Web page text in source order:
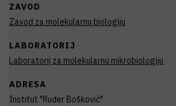
ZAVOD
Zavod za molekularnu biologiju
LABORATORIJ
Laboratorij za molekularnu mikrobiologiju
ADRESA
Institut "Ruđer Bošković"